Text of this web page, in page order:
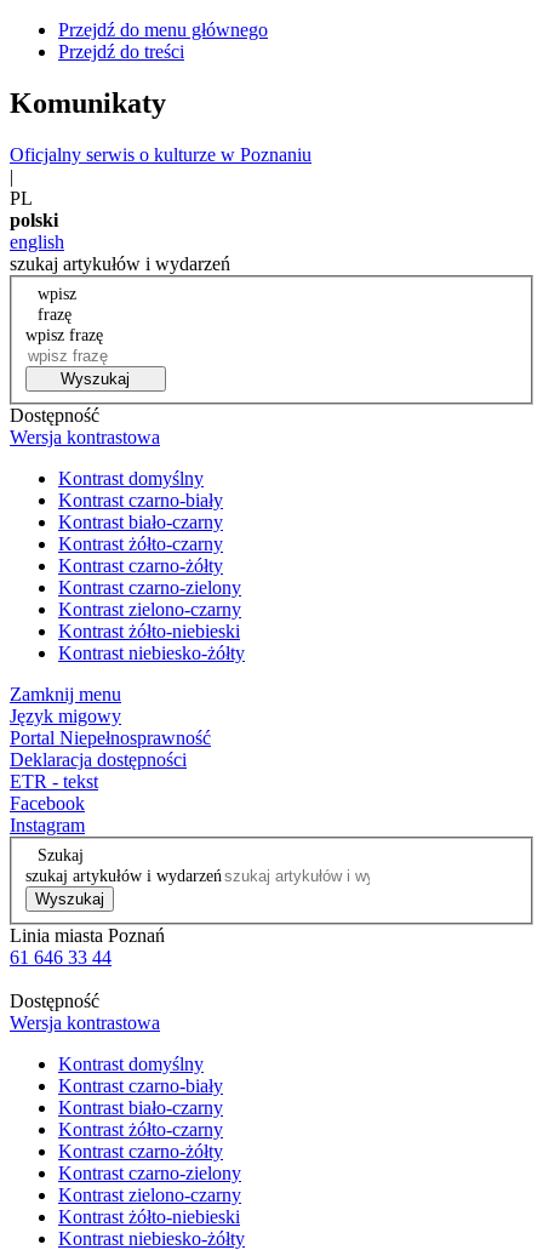
Przejdź do menu głównego
Przejdź do treści
Komunikaty
Oficjalny serwis o kulturze w Poznaniu
|
PL
polski
english
szukaj artykułów i wydarzeń
wpisz
frazę
wpisz frazę
Wyszukaj
Dostępność
Wersja kontrastowa
Kontrast domyślny
Kontrast czarno-biały
Kontrast biało-czarny
Kontrast żółto-czarny
Kontrast czarno-żółty
Kontrast czarno-zielony
Kontrast zielono-czarny
Kontrast żółto-niebieski
Kontrast niebiesko-żółty
Zamknij menu
Język migowy
Portal Niepełnosprawność
Deklaracja dostępności
ETR - tekst
Facebook
Instagram
Szukaj
szukaj artykułów i wydarzeń
Wyszukaj
Linia miasta Poznań
61 646 33 44
Dostępność
Wersja kontrastowa
Kontrast domyślny
Kontrast czarno-biały
Kontrast biało-czarny
Kontrast żółto-czarny
Kontrast czarno-żółty
Kontrast czarno-zielony
Kontrast zielono-czarny
Kontrast żółto-niebieski
Kontrast niebiesko-żółty